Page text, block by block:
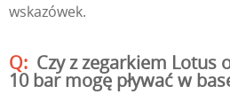
wskazówek.
Czy z zegarkiem Lotus
10 bar mogę pływać w